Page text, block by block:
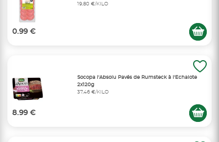
19,80 €/KILO
0.99 €
Socopa l'Absolu Pavés de Rumsteck à l'Echalote
2x120g
37,46 €/KILO
8.99 €